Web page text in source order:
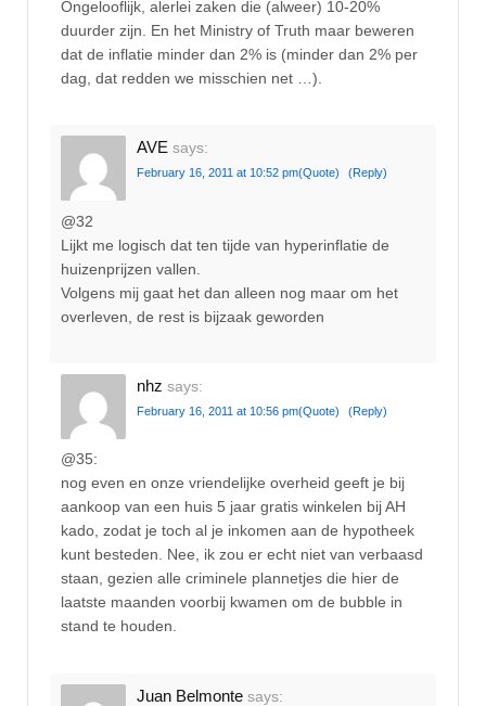
Ongelooflijk, alerlei zaken die (alweer) 10-20%
duurder zijn. En het Ministry of Truth maar beweren
dat de inflatie minder dan 2% is (minder dan 2% per
dag, dat redden we misschien net …).
AVE says:
February 16, 2011 at 10:52 pm(Quote) (Reply)
@32
Lijkt me logisch dat ten tijde van hyperinflatie de
huizenprijzen vallen.
Volgens mij gaat het dan alleen nog maar om het
overleven, de rest is bijzaak geworden
nhz says:
February 16, 2011 at 10:56 pm(Quote) (Reply)
@35:
nog even en onze vriendelijke overheid geeft je bij
aankoop van een huis 5 jaar gratis winkelen bij AH
kado, zodat je toch al je inkomen aan de hypotheek
kunt besteden. Nee, ik zou er echt niet van verbaasd
staan, gezien alle criminele plannetjes die hier de
laatste maanden voorbij kwamen om de bubble in
stand te houden.
Juan Belmonte says: